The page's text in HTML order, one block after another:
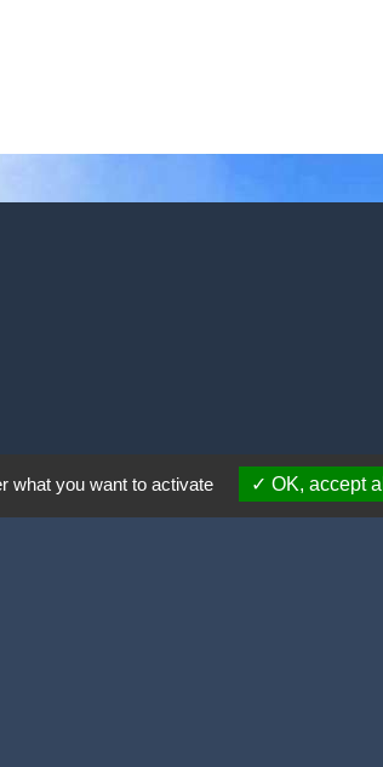
what you want to activate OK, accept all